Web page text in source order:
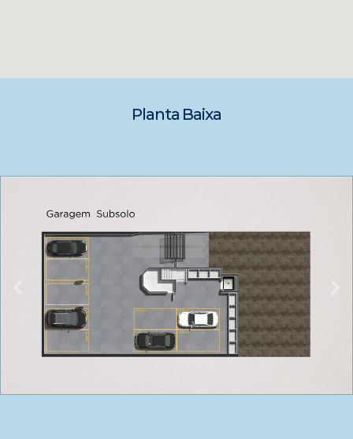
Planta Baixa